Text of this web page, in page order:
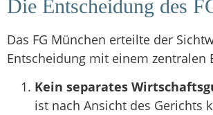
Die Entscheidung des
Das FG München erteilte der
Entscheidung mit einem zentralen
Kein separates
ist nach Ansicht des Gerichts